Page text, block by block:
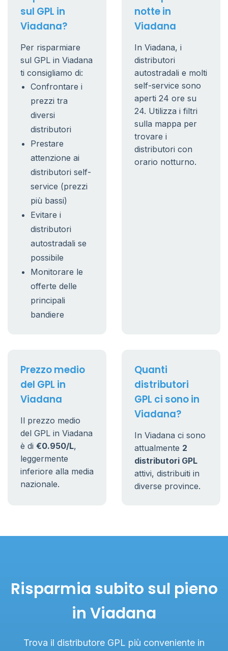
sul GPL in
Viadana?
Per risparmiare
sul GPL in Viadana
ti consigliamo di:
Confrontare i
prezzi tra
diversi
distributori
Prestare
attenzione ai
distributori self-
service (prezzi
più bassi)
Evitare i
distributori
autostradali se
possibile
Monitorare le
offerte delle
principali
bandiere
notte in
Viadana
In Viadana, i
distributori
autostradali e molti
self-service sono
aperti 24 ore su
24. Utilizza i filtri
sulla mappa per
trovare i
distributori con
orario notturno.
Prezzo medio
del GPL in
Viadana
Il prezzo medio
del GPL in Viadana
è di €0.950/L,
leggermente
inferiore alla media
nazionale.
Quanti
distributori
GPL ci sono in
Viadana?
In Viadana ci sono
attualmente 2
distributori GPL
attivi, distribuiti in
diverse province.
Risparmia subito sul pieno
in Viadana
Trova il distributore GPL più conveniente in